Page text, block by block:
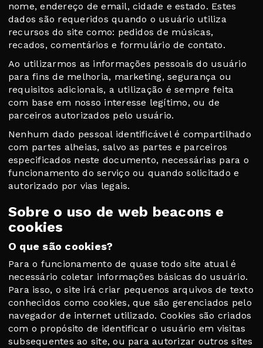
nome, endereço de email, cidade e estado. Estes
dados são requeridos quando o usuário utiliza
recursos do site como: pedidos de músicas,
recados, comentários e formulário de contato.
Ao utilizarmos as informações pessoais do usuário
para fins de melhoria, marketing, segurança ou
requisitos adicionais, a utilização é sempre feita
com base em nosso interesse legítimo, ou de
parceiros autorizados pelo usuário.
Nenhum dado pessoal identificável é compartilhado
com partes alheias, salvo as partes e parceiros
especificados neste documento, necessárias para o
funcionamento do serviço ou quando solicitado e
autorizado por vias legais.
Sobre o uso de web beacons e
cookies
O que são cookies?
Para o funcionamento de quase todo site atual é
necessário coletar informações básicas do usuário.
Para isso, o site irá criar pequenos arquivos de texto
conhecidos como cookies, que são gerenciados pelo
navegador de internet utilizado. Cookies são criados
com o propósito de identificar o usuário em visitas
subsequentes ao site, ou para autorizar outros sites